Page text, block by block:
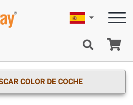
Español
COLOR DE COCHE